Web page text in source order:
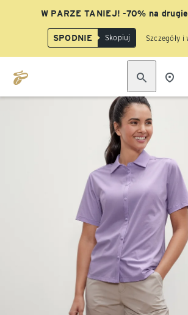
W PARZE TANIEJ! -70% na
SPODNIE Skopiuj Szczegóły i